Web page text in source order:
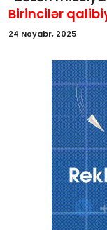
Birincilər
24 Noyabr, 2025